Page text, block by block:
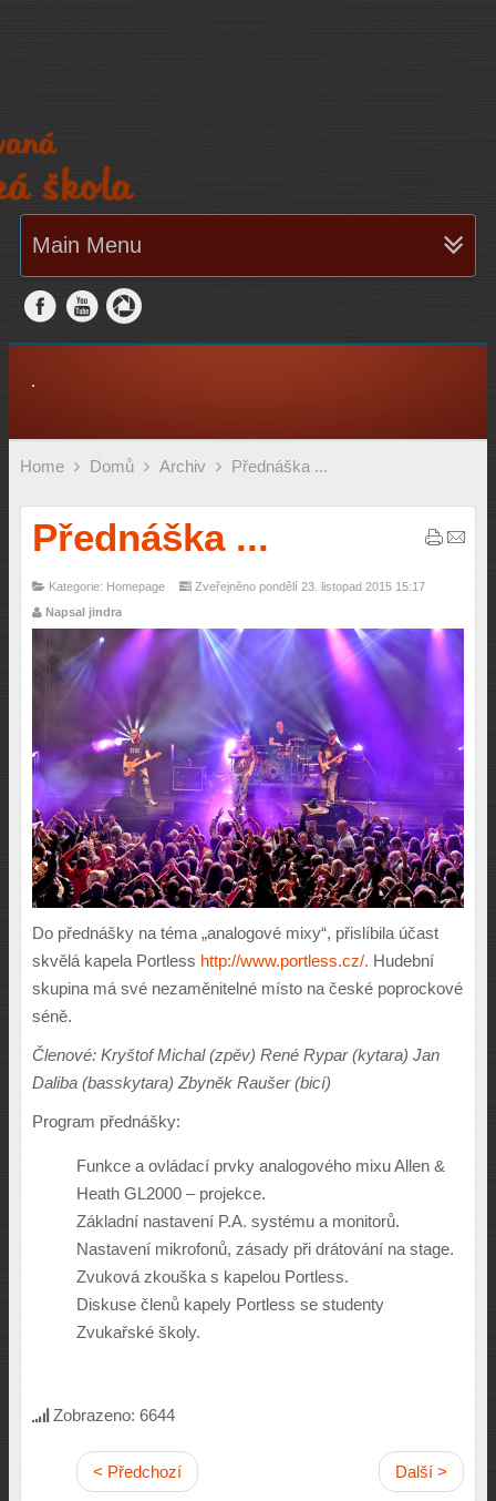
Main Menu
.
Home Domů Archiv Přednáška ...
Přednáška ...
Kategorie: Homepage
Zveřejněno pondělí 23. listopad 2015 15:17
Napsal jindra
Do přednášky na téma „analogové mixy“, přislíbila účast
skvělá kapela Portless http://www.portless.cz/. Hudební
skupina má své nezaměnitelné místo na české poprockové
séně.
Členové: Kryštof Michal (zpěv) René Rypar (kytara) Jan
Daliba (basskytara) Zbyněk Raušer (bicí)
Program přednášky:
Funkce a ovládací prvky analogového mixu Allen &
Heath GL2000 – projekce.
Základní nastavení P.A. systému a monitorů.
Nastavení mikrofonů, zásady při drátování na stage.
Zvuková zkouška s kapelou Portless.
Diskuse členů kapely Portless se studenty
Zvukařské školy.
Zobrazeno: 6644
< Předchozí Další >